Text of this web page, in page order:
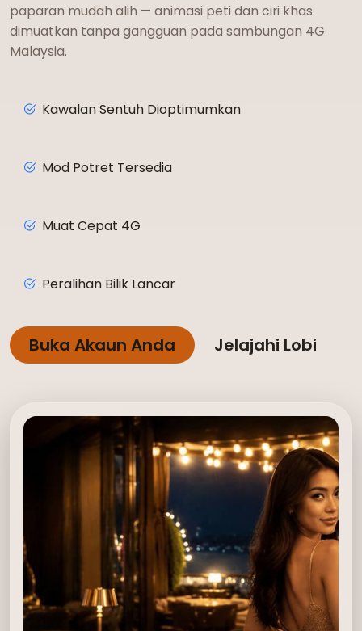
paparan mudah alih — animasi peti dan ciri khas
dimuatkan tanpa gangguan pada sambungan 4G
Malaysia.
Kawalan Sentuh Dioptimumkan
Mod Potret Tersedia
Muat Cepat 4G
Peralihan Bilik Lancar
Buka Akaun Anda Jelajahi Lobi